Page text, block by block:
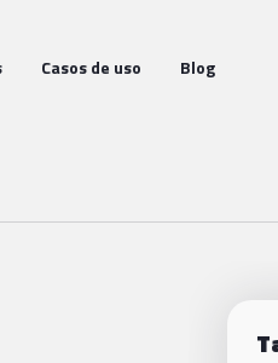
Casos de uso Blog